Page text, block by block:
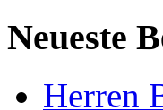
Neueste
Herren